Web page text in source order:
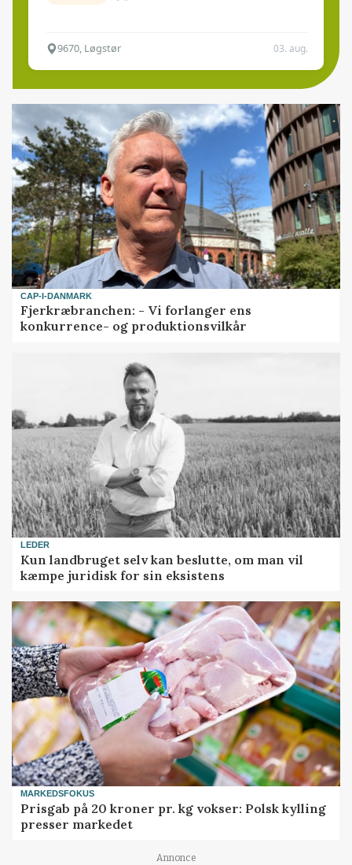
9670, Løgstør 03. aug.
CAP-I-DANMARK
Fjerkræbranchen: - Vi forlanger ens
konkurrence- og produktionsvilkår
LEDER
Kun landbruget selv kan beslutte, om man vil
kæmpe juridisk for sin eksistens
MARKEDSFOKUS
Prisgab på 20 kroner pr. kg vokser: Polsk kylling
presser markedet
Annonce